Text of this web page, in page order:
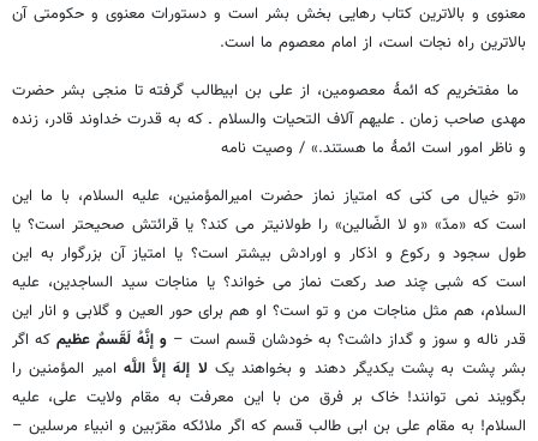
معنوی و بالاترین کتاب رهایی بخش بشر است و دستورات معنوی و‏‎ ‎‏حکومتی آن
بالاترین راه نجات است، از امام معصوم ما است.‏
‏‏ ما مفتخریم که ائمۀ معصومین، از علی بن ابیطالب گرفته تا منجی بشر‏‎ ‎‏حضرت
مهدی صاحب زمان ـ علیهم آلاف التحیات والسلام ـ که به قدرت‏‎ ‎‏خداوند قادر، زنده
و ناظر امور است ائمۀ ما هستند.‏» / وصیت نامه
«تو خیال می‏ کنی که امتیاز نماز حضرت امیرالمؤمنین، علیه السلام، با ما این
است که «مدّ» «و لا الضّالین» را طولانیتر می‏ کند؟ یا قرائتش صحیحتر است؟ یا
طول سجود و رکوع و اذکار و اورادش بیشتر است؟ یا امتیاز آن بزرگوار به این
است که شبی چند صد رکعت نماز می‏ خواند؟ ‏یا مناجات سید الساجدین، علیه
السلام، هم مثل مناجات من و تو است؟ او هم برای حور العین و گلابی و انار این
قدر ناله و سوز و گداز داشت؟ به خودشان قسم است – و إنَّهُ لَقَسمٌ عظیم که اگر
بشر پشت به پشت یکدیگر دهند و بخواهند یک لا إلهَ إلاَّ اللَّه امیر المؤمنین را
بگویند نمی‏ توانند! خاک بر فرق من با این معرفت به مقام ولایت علی، علیه
السلام! به مقام علی بن ابی طالب قسم که اگر ملائکه مقرّبین و انبیاء مرسلین –